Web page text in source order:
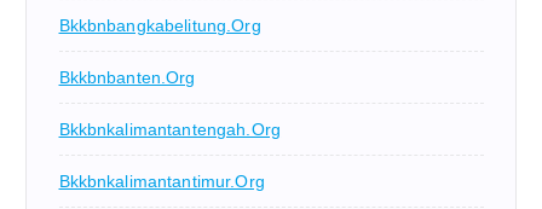
Bkkbnbangkabelitung.org
Bkkbnbanten.org
Bkkbnkalimantantengah.org
Bkkbnkalimantantimur.org